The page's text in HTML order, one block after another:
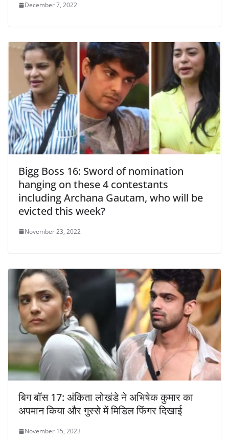
December 7, 2022
Bigg Boss 16: Sword of nomination
hanging on these 4 contestants
including Archana Gautam, who will be
evicted this week?
November 23, 2022
बिग बॉस 17: अंकिता लोखंडे ने अभिषेक कुमार का
अपमान किया और गुस्से में मिडिल फिंगर दिखाई
November 15, 2023